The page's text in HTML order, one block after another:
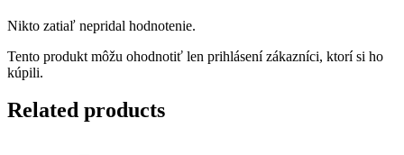
Nikto zatiaľ nepridal hodnotenie.
Tento produkt môžu ohodnotiť len prihlásení zákazníci, ktorí si ho
kúpili.
Related products